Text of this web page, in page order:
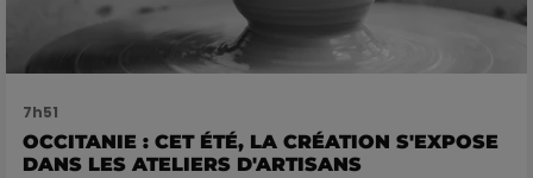
7h51
OCCITANIE : CET ÉTÉ, LA CRÉATION S'EXPOSE
DANS LES ATELIERS D'ARTISANS